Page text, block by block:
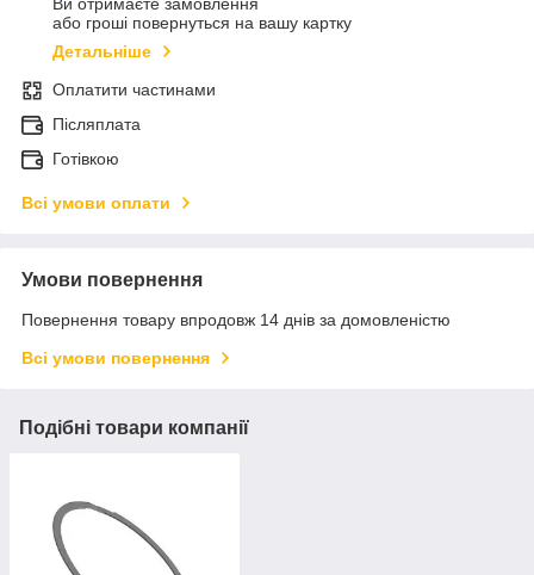
Ви отримаєте замовлення
або гроші повернуться на вашу картку
Детальніше
Оплатити частинами
Післяплата
Готівкою
Всі умови оплати
Умови повернення
Повернення товару впродовж 14 днів за домовленістю
Всі умови повернення
Подібні товари компанії